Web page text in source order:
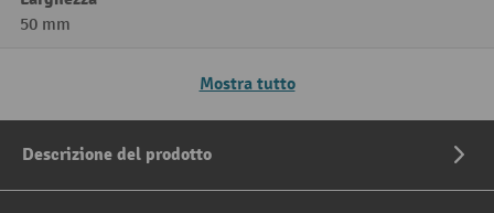
50 mm
Mostra tutto
Descrizione del prodotto